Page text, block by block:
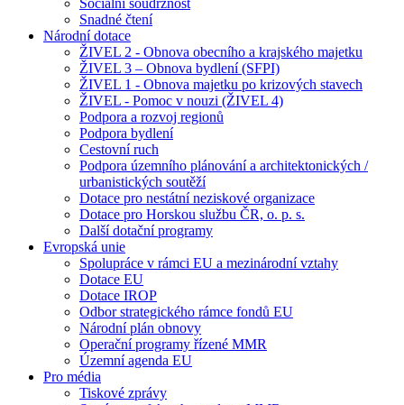
Snadné čtení
Národní dotace
ŽIVEL 2 - Obnova obecního a krajského majetku
ŽIVEL 3 – Obnova bydlení (SFPI)
ŽIVEL 1 - Obnova majetku po krizových stavech
ŽIVEL - Pomoc v nouzi (ŽIVEL 4)
Podpora a rozvoj regionů
Podpora bydlení
Cestovní ruch
Podpora územního plánování a architektonických /
urbanistických soutěží
Dotace pro nestátní neziskové organizace
Dotace pro Horskou službu ČR, o. p. s.
Další dotační programy
Evropská unie
Spolupráce v rámci EU a mezinárodní vztahy
Dotace EU
Dotace IROP
Odbor strategického rámce fondů EU
Národní plán obnovy
Operační programy řízené MMR
Územní agenda EU
Pro média
Tiskové zprávy